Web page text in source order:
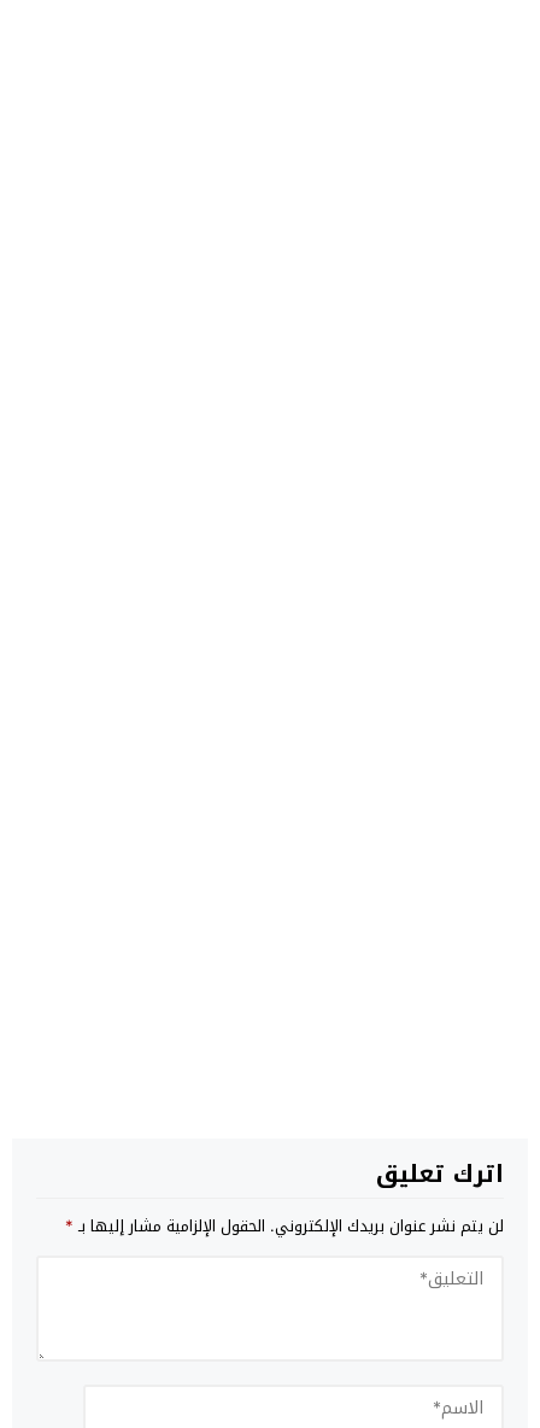
اترك تعليق
لن يتم نشر عنوان بريدك الإلكتروني. الحقول الإلزامية مشار إليها بـ*